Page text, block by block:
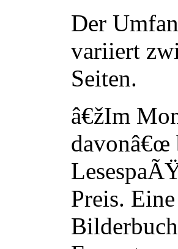
Der
variiert
Seiten.
â€žIm
davonâ€œ
Preis. Eine